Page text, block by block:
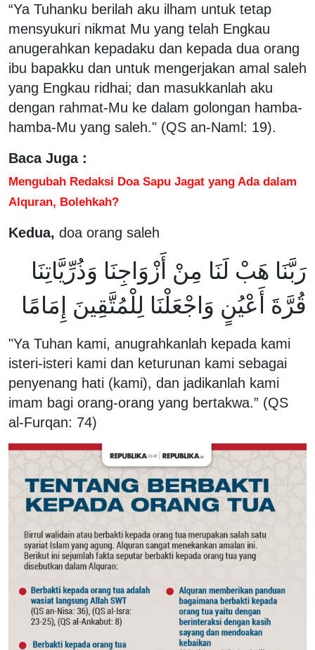
“Ya Tuhanku berilah aku ilham untuk tetap
mensyukuri nikmat Mu yang telah Engkau
anugerahkan kepadaku dan kepada dua orang
ibu bapakku dan untuk mengerjakan amal saleh
yang Engkau ridhai; dan masukkanlah aku
dengan rahmat-Mu ke dalam golongan hamba-
hamba-Mu yang saleh." (QS an-Naml: 19).
Baca Juga :
Mengubah Redaksi Doa Sapu Jagat yang Ada dalam
Alquran, Bolehkah?
Kedua, doa orang saleh
رَبَّنَا هَبْ لَنَا مِنْ أَزْوَاجِنَا وَذُرِّيَّاتِنَا
قُرَّةَ أَعْيُنٍ وَاجْعَلْنَا لِلْمُتَّقِينَ إِمَامًا
"Ya Tuhan kami, anugrahkanlah kepada kami
isteri-isteri kami dan keturunan kami sebagai
penyenang hati (kami), dan jadikanlah kami
imam bagi orang-orang yang bertakwa.” (QS
al-Furqan: 74)